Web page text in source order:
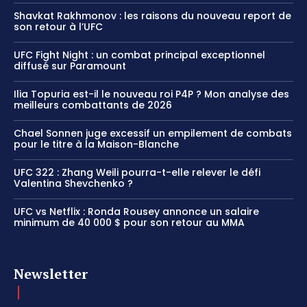
Shavkat Rakhmonov : les raisons du nouveau report de
son retour à l’UFC
UFC Fight Night : un combat principal exceptionnel
diffusé sur Paramount
Ilia Topuria est-il le nouveau roi P4P ? Mon analyse des
meilleurs combattants de 2026
Chael Sonnen juge excessif un empilement de combats
pour le titre à la Maison-Blanche
UFC 322 : Zhang Weili pourra-t-elle relever le défi
Valentina Shevchenko ?
UFC vs Netflix : Ronda Rousey annonce un salaire
minimum de 40 000 $ pour son retour au MMA
Newsletter